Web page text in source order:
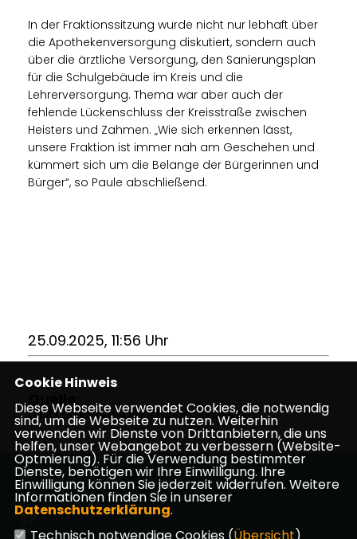
In der Fraktionssitzung wurde nicht nur lebhaft über
die Apothekenversorgung diskutiert, sondern auch
über die ärztliche Versorgung, den Sanierungsplan
für die Schulgebäude im Kreis und die
Lehrerversorgung. Thema war aber auch der
fehlende Lückenschluss der Kreisstraße zwischen
Heisters und Zahmen. „Wie sich erkennen lässt,
unsere Fraktion ist immer nah am Geschehen und
kümmert sich um die Belange der Bürgerinnen und
Bürger“, so Paule abschließend.
25.09.2025, 11:56 Uhr
Quelle:
CDU-Kreisverband Vogelsberg
Die Website der CDU Kirtorf
Cookie Hinweis
Diese Webseite verwendet Cookies, die notwendig
sind, um die Webseite zu nutzen. Weiterhin
verwenden wir Dienste von Drittanbietern, die uns
helfen, unser Webangebot zu verbessern (Website-
Optmierung). Für die Verwendung bestimmter
Dienste, benötigen wir Ihre Einwilligung. Ihre
Einwilligung können Sie jederzeit widerrufen. Weitere
Informationen finden Sie in unserer
Datenschutzerklärung.